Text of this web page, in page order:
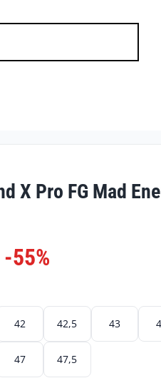
X Pro FG Mad
-55%
42 42,5 43
47 47,5